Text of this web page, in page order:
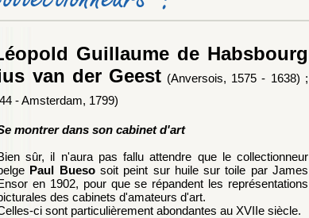
Guillaume de Habsbourg
van der Geest (Anversois, 1575 - 1638) ;
- Amsterdam, 1799)
montrer dans son cabinet d'art
sûr, il n'aura pas fallu attendre que le collectionneur
Paul Buesosoit peint sur huile sur toile par James
en 1902, pour que se répandent les représentations
des cabinets d'amateurs d'art.
ci sont particulièrement abondantes au XVIIe siècle.